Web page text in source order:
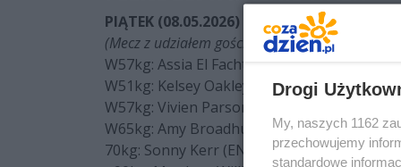
PIĄTEK (08.05.2026) – GODZ. 15:00 |
(Mecz z udziałem gościnnym zawodników z
W57kg: Assia El Fachtali (GER) vs Sarah
W51kg: Kelsey Oakley (ENG) vs Caitlin Fryers
W57kg: Vivien Parsons (ENG) vs Niamh Fay
W65kg: Amy Broadhurst (ENG) vs Kaci Rock
70kg: Sonny Kerr (ENG) vs Terry Mc Entee
Drogi
My, naszych 1162
przechowujemy
standardowe